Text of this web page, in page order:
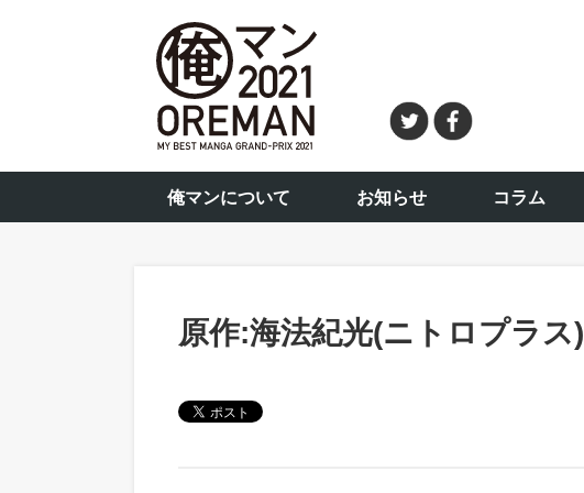
俺マンについて お知らせ コラム
原作:海法紀光(ニトロプラス)